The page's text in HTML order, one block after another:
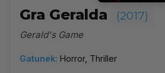
Gra Geralda (2017)
Gerald's Game
Gatunek: Horror, Thriller